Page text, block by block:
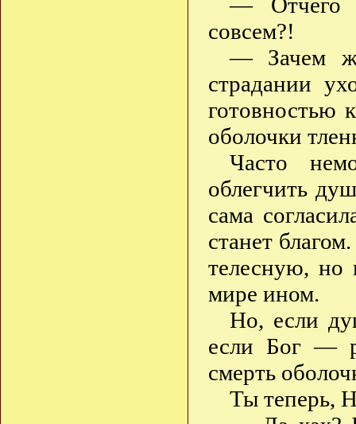
совсем?!
— Зачем
страдании
готовностью
оболочки
Часто
облегчить
сама
станет
телесную, но
мире ином.
Но, если
если Бог —
смерть
Ты теперь,